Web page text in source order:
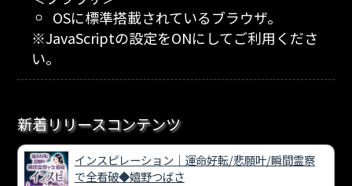
OSに標準搭載されているブラウザ。
※JavaScriptの設定をONにしてご利用くださ
い。
新着リリースコンテンツ
インスピレーション｜運命好転/悲願叶/瞬間霊察
で全看破◆嬉野つばさ